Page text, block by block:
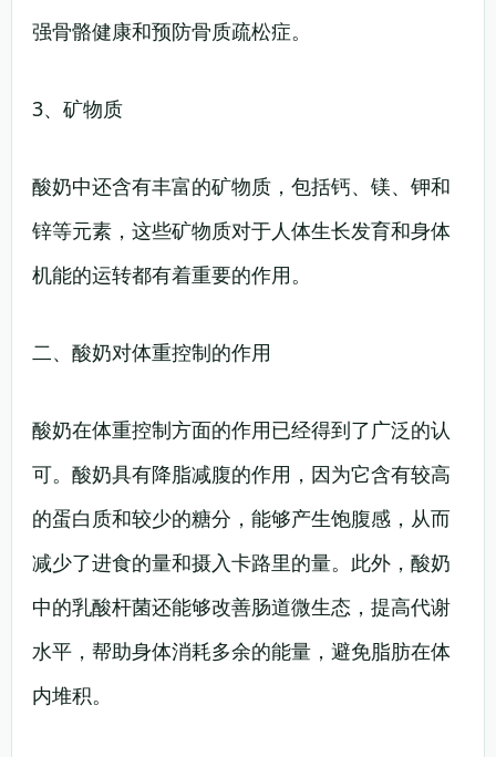
强骨骼健康和预防骨质疏松症。
3、矿物质
酸奶中还含有丰富的矿物质，包括钙、镁、钾和
锌等元素，这些矿物质对于人体生长发育和身体
机能的运转都有着重要的作用。
二、酸奶对体重控制的作用
酸奶在体重控制方面的作用已经得到了广泛的认
可。酸奶具有降脂减腹的作用，因为它含有较高
的蛋白质和较少的糖分，能够产生饱腹感，从而
减少了进食的量和摄入卡路里的量。此外，酸奶
中的乳酸杆菌还能够改善肠道微生态，提高代谢
水平，帮助身体消耗多余的能量，避免脂肪在体
内堆积。